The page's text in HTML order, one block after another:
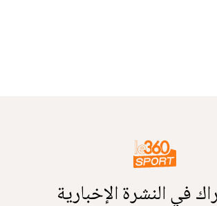
في النشرة الإخبارية